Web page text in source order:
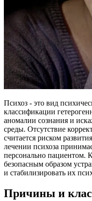
Психоз - это вид
классификации
аномалии сознания и
среды. Отсутствие
считается риском
лечении психоза
персонально пациентом.
безопасным образом
и стабилизировать их
Причины и